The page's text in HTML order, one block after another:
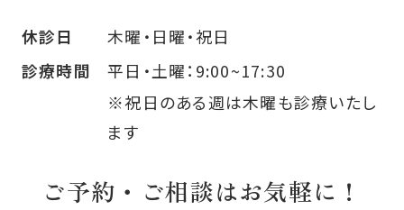
休診日
木曜・日曜・祝日
診療時間
平日・土曜：9:00~17:30
※祝日のある週は木曜も診療いたし
ます
ご予約・ご相談はお気軽に！